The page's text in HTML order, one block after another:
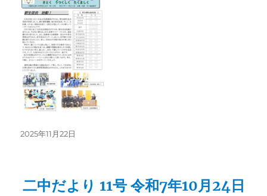
ゴ
リ
ー
投
2025年11月22日
二中だより 11号 令和7年10月24日